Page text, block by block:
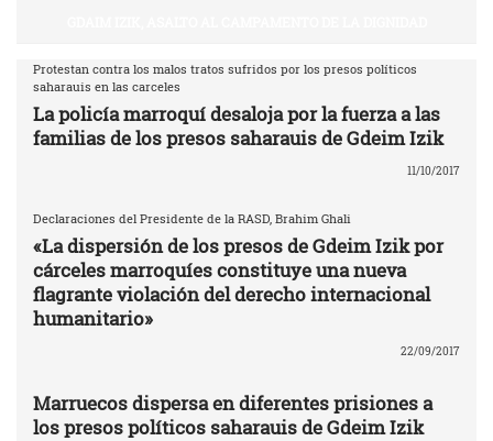
Protestan contra los malos tratos sufridos por los presos políticos
saharauis en las carceles
La policía marroquí desaloja por la fuerza a las
familias de los presos saharauis de Gdeim Izik
11/10/2017
Declaraciones del Presidente de la RASD, Brahim Ghali
«La dispersión de los presos de Gdeim Izik por
cárceles marroquíes constituye una nueva
flagrante violación del derecho internacional
humanitario»
22/09/2017
Marruecos dispersa en diferentes prisiones a
los presos políticos saharauis de Gdeim Izik